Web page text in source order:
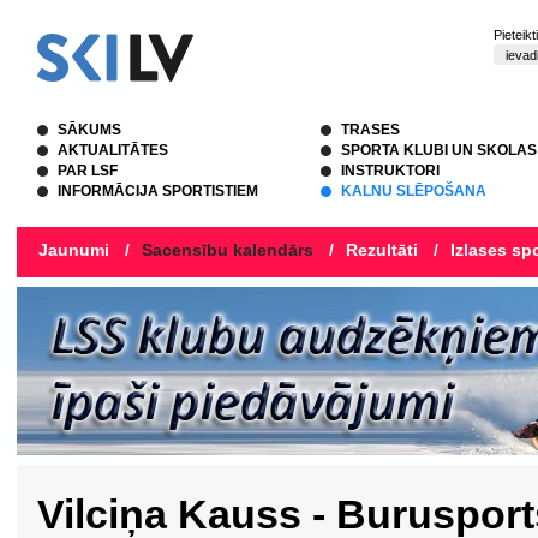
SĀKUMS
AKTUALITĀTES
PAR LSF
INFORMĀCIJA SPORTISTIEM
TRASES
SPORTA KLUBI UN SKOLAS
INSTRUKTORI
KALNU SLĒPOŠANA
Jaunumi / Sacensību kalendārs / Rezultāti / Izlases
Vilciņa Kauss -